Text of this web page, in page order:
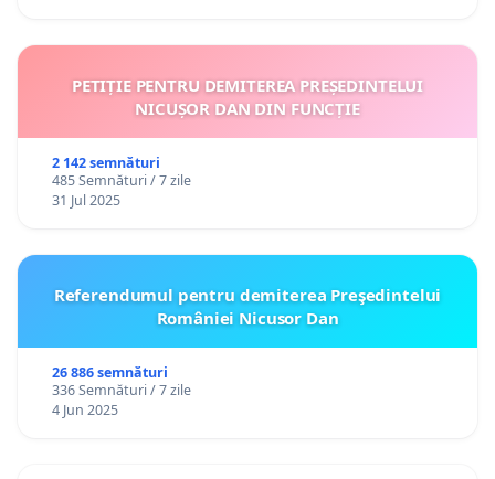
PETIȚIE PENTRU DEMITEREA PREȘEDINTELUI
NICUȘOR DAN DIN FUNCȚIE
2 142 semnături
485 Semnături / 7 zile
31 Jul 2025
Referendumul pentru demiterea Preşedintelui
României Nicusor Dan
26 886 semnături
336 Semnături / 7 zile
4 Jun 2025